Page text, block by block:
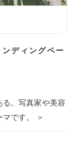
ンディングペー
。写真家や美容
です。 ＞